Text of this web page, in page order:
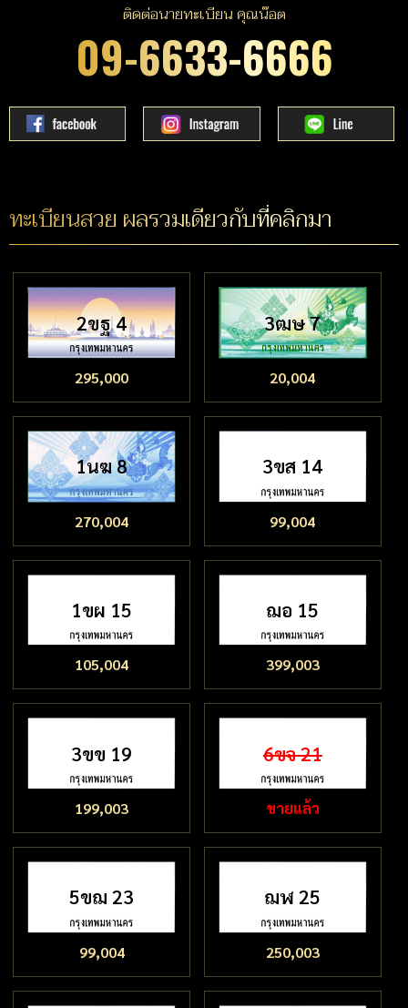
ติดต่อนายทะเบียน คุณน๊อต
09-6633-6666
ทะเบียนสวย ผลรวมเดียวกับที่คลิกมา
2ขฐ 4
295,000
3ฒษ 7
20,004
1นฆ 8
270,004
3ขส 14
99,004
1ขผ 15
105,004
ฌอ 15
399,003
3ขข 19
199,003
6ขจ 21
ขายแล้ว
5ขฌ 23
99,004
ฌฬ 25
250,003